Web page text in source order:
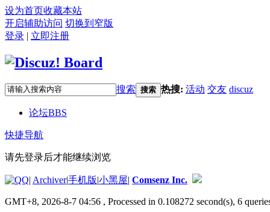
设为首页收藏本站
开启辅助访问 切换到窄版
登录 | 立即注册
搜索 搜索 热搜: 活动 交友 discuz
论坛BBS
快捷导航
请先登录后才能继续浏览
| Archiver|手机版|小黑屋| Comsenz Inc.
GMT+8, 2026-8-7 04:56 , Processed in 0.108272 second(s), 6